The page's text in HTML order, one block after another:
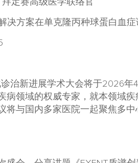
拜定赛高级医学联络官
决方案在单克隆丙种球蛋白血
治新进展学术大会将于2026年4
病领域的权威专家，就本领域
将与国内多家医院一起聚焦多